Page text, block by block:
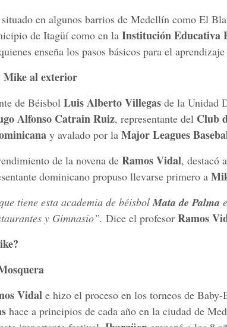
situado en algunos barrios de Medellín como El
de Itagüí como en la Institución Educativa
enseña los pasos básicos para el
Mike al exterior
de Béisbol Luis Alberto Villegas de la Unidad
Alfonso Catrain Ruiz, representante del Club
y avalado por la Major Leagues
de la novena de Ramos Vidal, destacó
dominicano propuso llevarse primero a
tiene esta academia de béisbolMata de Palma
y Gimnasio”. Dice el profesor Ramos
Vidal e hizo el proceso en los torneos de
hace a principios de cada año en la ciudad de